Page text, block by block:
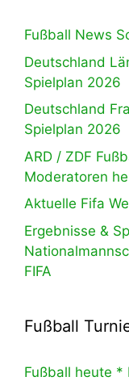
Fußball News
Deutschland
Spielplan 2026
Deutschland
Spielplan 2026
ARD / ZDF
Moderatoren
Aktuelle Fifa
Ergebnisse &
FIFA
Fußball
Fußball heute *